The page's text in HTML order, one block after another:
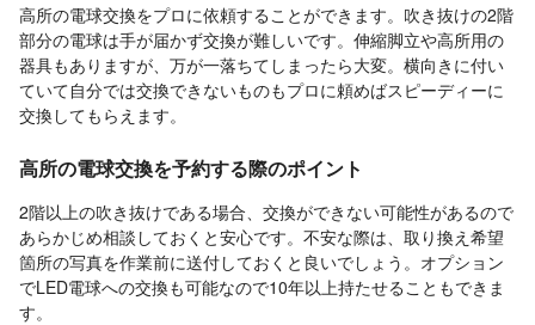
高所の電球交換をプロに依頼することができます。吹き抜けの2階
部分の電球は手が届かず交換が難しいです。伸縮脚立や高所用の
器具もありますが、万が一落ちてしまったら大変。横向きに付い
ていて自分では交換できないものもプロに頼めばスピーディーに
交換してもらえます。
高所の電球交換を予約する際のポイント
2階以上の吹き抜けである場合、交換ができない可能性があるので
あらかじめ相談しておくと安心です。不安な際は、取り換え希望
箇所の写真を作業前に送付しておくと良いでしょう。オプション
でLED電球への交換も可能なので10年以上持たせることもできま
す。